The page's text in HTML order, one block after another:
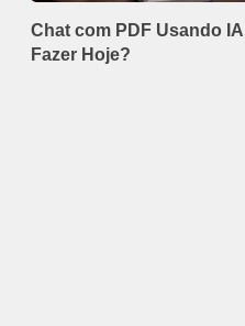
Chat com PDF Usando
Fazer Hoje?